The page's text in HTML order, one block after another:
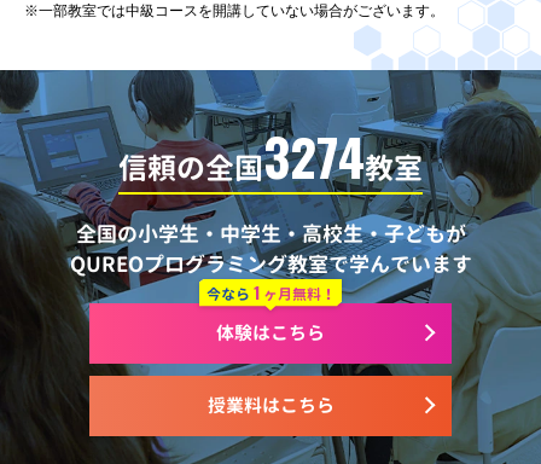
※一部教室では中級コースを開講していない場合がございます。
信頼の全国3274教室
全国の小学生・中学生・高校生・子どもが
QUREOプログラミング教室で学んでいます
授業料はこちら
今なら 1 ヶ月無料！
体験はこちら